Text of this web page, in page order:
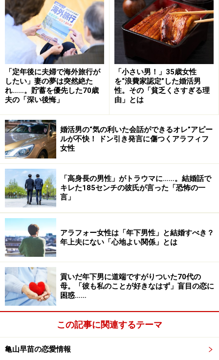
「家のことに支障がない程度にパートで働いてきた」の
が妻の人生。家事育児は、妻にほとんど任せていたとマ
サノリさんも認めている。
「分業するしかなかったんですよ。うちはふたりとも地
方出身で頼れる親戚もいなかった。僕は仕事をして稼い
でくる、妻は家庭を運営していく。それがいいと思って
いた。もちろん、子どものことはきちんと向き合ってき
たつもりです。でもその分、妻への気配りが足りなかっ
たと言われれば否定はできません」
よくあるパターンだと言ってしまえばそれまでだ。だが
マサノリさんは家庭を愛していた。酔って帰ることも
多々あったが、長女が骨折したときは社内の重要な会議
を早退して病院に駆けつけた。「非常時」にはいつも家
族を優先させた。
「それではいけなかったのか」
マサノリさんは落ち込んだ。
妻の言い分に、どこか腹が立つ
「非常時しか寄り添ってくれなかった」
それが妻の言い分だ。子どもはかわいかったが、幼子を
「定年後に夫婦で海外旅行が
したい」妻の夢は突然絶た
れ……。貯蓄を優先した70歳
夫の「深い後悔」
「小さい男！」35歳女性
を“浪費家認定”した婚活男
性。その「貧乏くさすぎる理
由」とは
婚活男の“気の利いた会話ができるオレ”アピー
ルが不快！ ドン引き発言に傷つくアラフィフ
女性
「高身長の男性」がトラウマに……。結婚話で
キレた185センチの彼氏が言った「恐怖の一
言」
アラフォー女性は「年下男性」と結婚すべき？
年上夫にない「心地よい関係」とは
貢いだ年下男に道端ですがりついた70代の
母。「彼も私のことが好きなはず」盲目の恋に
困惑……
この記事に関連するテーマ
亀山早苗の恋愛情報